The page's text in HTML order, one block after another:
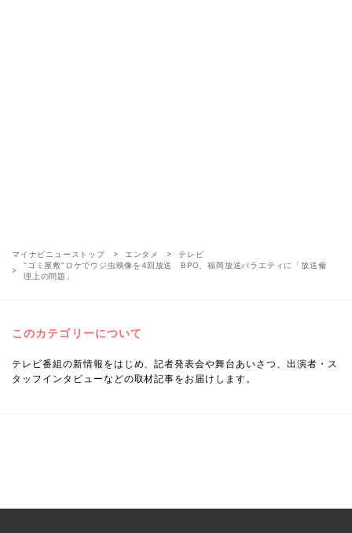
マイナビニューストップ エンタメ
テレビ
“ゴミ屋敷”ロケでウジ虫映像を4回放送 BPO、福岡放送バラエティに「放送倫
理上の問題」
このカテゴリーについて
テレビ番組の新情報をはじめ、記者発表会や舞台あいさつ、出演者・ス
タッフインタビューなどの取材記事をお届けします。